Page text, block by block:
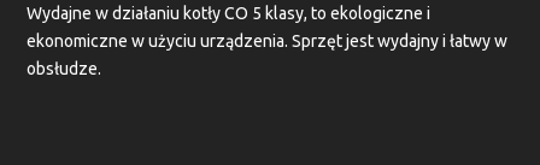
Wydajne w działaniu kotły CO 5 klasy, to ekologiczne i
ekonomiczne w użyciu urządzenia. Sprzęt jest wydajny i łatwy w
obsłudze.